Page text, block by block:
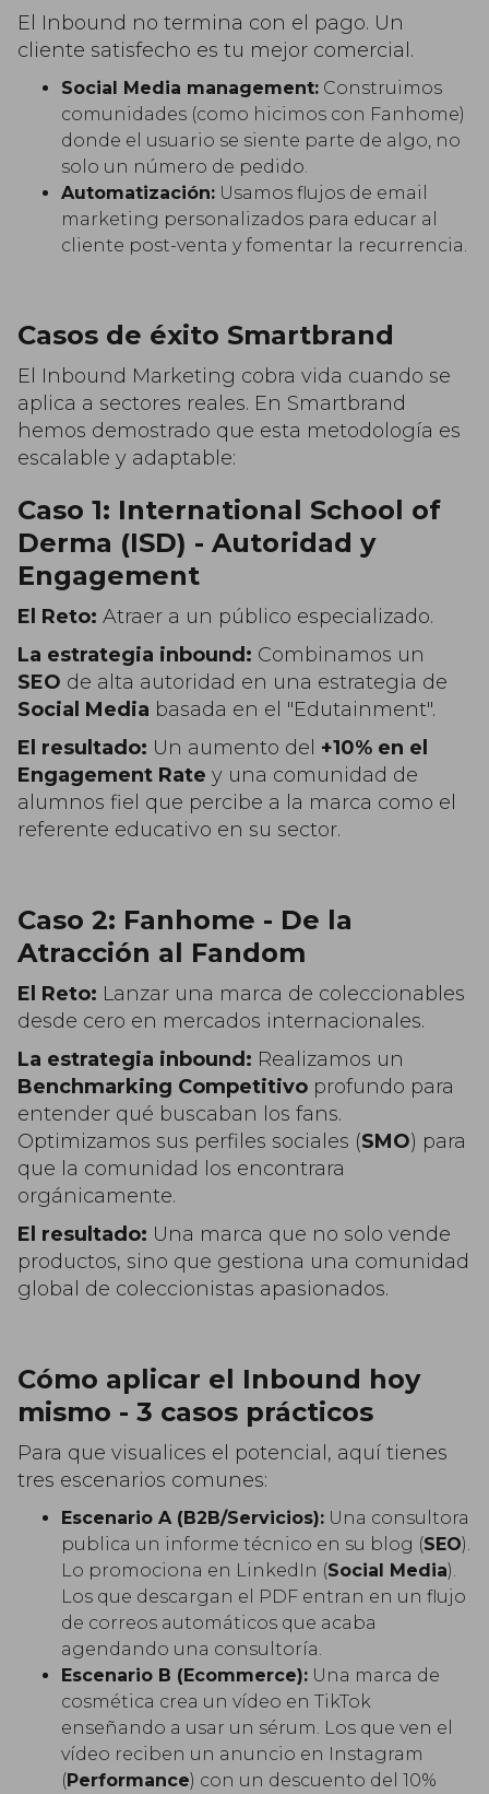
El Inbound no termina con el pago. Un
cliente satisfecho es tu mejor comercial.
Social Media management: Construimos
comunidades (como hicimos con Fanhome)
donde el usuario se siente parte de algo, no
solo un número de pedido.
Automatización: Usamos flujos de email
marketing personalizados para educar al
cliente post-venta y fomentar la recurrencia.
Casos de éxito Smartbrand
El Inbound Marketing cobra vida cuando se
aplica a sectores reales. En Smartbrand
hemos demostrado que esta metodología es
escalable y adaptable:
Caso 1: International School of
Derma (ISD) - Autoridad y
Engagement
El Reto: Atraer a un público especializado.
La estrategia inbound: Combinamos un
SEO de alta autoridad en una estrategia de
Social Media basada en el "Edutainment".
El resultado: Un aumento del +10% en el
Engagement Rate y una comunidad de
alumnos fiel que percibe a la marca como el
referente educativo en su sector.
Caso 2: Fanhome - De la
Atracción al Fandom
El Reto: Lanzar una marca de coleccionables
desde cero en mercados internacionales.
La estrategia inbound: Realizamos un
Benchmarking Competitivo profundo para
entender qué buscaban los fans.
Optimizamos sus perfiles sociales (SMO) para
que la comunidad los encontrara
orgánicamente.
El resultado: Una marca que no solo vende
productos, sino que gestiona una comunidad
global de coleccionistas apasionados.
Cómo aplicar el Inbound hoy
mismo - 3 casos prácticos
Para que visualices el potencial, aquí tienes
tres escenarios comunes:
Escenario A (B2B/Servicios): Una consultora
publica un informe técnico en su blog (SEO).
Lo promociona en LinkedIn (Social Media).
Los que descargan el PDF entran en un flujo
de correos automáticos que acaba
agendando una consultoría.
Escenario B (Ecommerce): Una marca de
cosmética crea un vídeo en TikTok
enseñando a usar un sérum. Los que ven el
vídeo reciben un anuncio en Instagram
(Performance) con un descuento del 10%